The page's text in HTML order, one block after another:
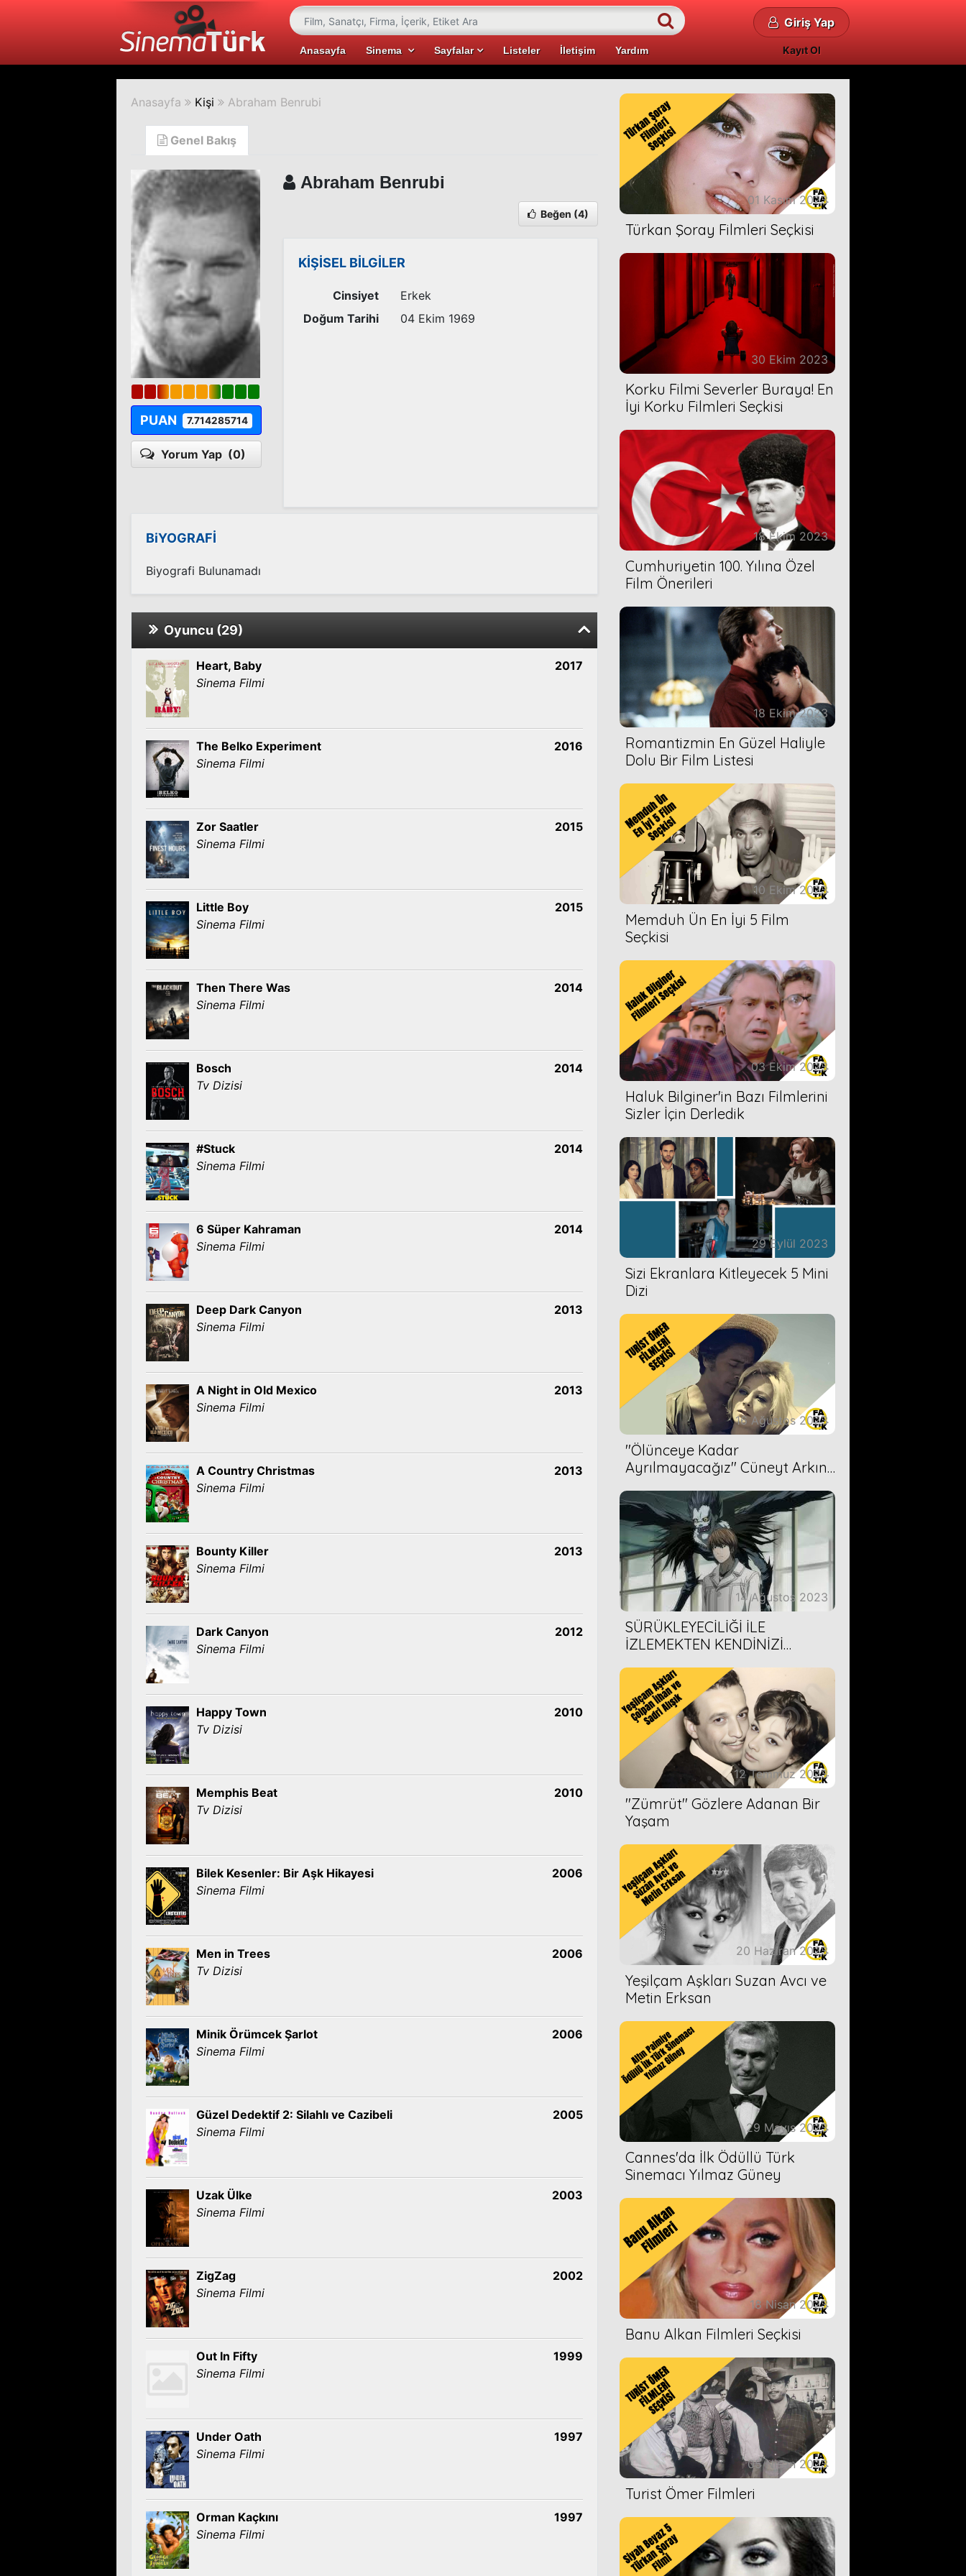
Anasayfa Sinema Sayfalar Listeler İletişim Yardım
Giriş Yap
Kayıt Ol
Anasayfa Kişi Abraham Benrubi
Genel Bakış
PUAN 7.714285714
Yorum Yap (0)
Abraham Benrubi
Beğen (4)
KİŞİSEL BİLGİLER
Cinsiyet
Erkek
Doğum Tarihi
04 Ekim 1969
BiYOGRAFİ
Biyografi Bulunamadı
Oyuncu (29)
Heart, Baby
Sinema Filmi
2017
The Belko Experiment
Sinema Filmi
2016
Zor Saatler
Sinema Filmi
2015
Little Boy
Sinema Filmi
2015
Then There Was
Sinema Filmi
2014
Bosch
Tv Dizisi
2014
#Stuck
Sinema Filmi
2014
6 Süper Kahraman
Sinema Filmi
2014
Deep Dark Canyon
Sinema Filmi
2013
A Night in Old Mexico
Sinema Filmi
2013
A Country Christmas
Sinema Filmi
2013
Bounty Killer
Sinema Filmi
2013
Dark Canyon
Sinema Filmi
2012
Happy Town
Tv Dizisi
2010
Memphis Beat
Tv Dizisi
2010
Bilek Kesenler: Bir Aşk Hikayesi
Sinema Filmi
2006
Men in Trees
Tv Dizisi
2006
Minik Örümcek Şarlot
Sinema Filmi
2006
Güzel Dedektif 2: Silahlı ve Cazibeli
Sinema Filmi
2005
Uzak Ülke
Sinema Filmi
2003
ZigZag
Sinema Filmi
2002
Out In Fifty
Sinema Filmi
1999
Under Oath
Sinema Filmi
1997
Orman Kaçkını
Sinema Filmi
1997
01 Kasım 2023
Türkan Şoray Filmleri Seçkisi
30 Ekim 2023
Korku Filmi Severler Buraya! En
İyi Korku Filmleri Seçkisi
18 Ekim 2023
Cumhuriyetin 100. Yılına Özel
Film Önerileri
18 Ekim 2023
Romantizmin En Güzel Haliyle
Dolu Bir Film Listesi
10 Ekim 2023
Memduh Ün En İyi 5 Film
Seçkisi
03 Ekim 2023
Haluk Bilginer'in Bazı Filmlerini
Sizler İçin Derledik
29 Eylül 2023
Sizi Ekranlara Kitleyecek 5 Mini
Dizi
16 Ağustos 2023
''Ölünceye Kadar
Ayrılmayacağız'' Cüneyt Arkın-
14 Ağustos 2023
SÜRÜKLEYECİLİĞİ İLE
İZLEMEKTEN KENDİNİZİ
ÖNERİMİZ
12 Temmuz 2023
''Zümrüt'' Gözlere Adanan Bir
Yaşam
20 Haziran 2023
Yeşilçam Aşkları Suzan Avcı ve
Metin Erksan
29 Mayıs 2023
Cannes'da İlk Ödüllü Türk
Sinemacı Yılmaz Güney
18 Nisan 2023
Banu Alkan Filmleri Seçkisi
05 Nisan 2023
Turist Ömer Filmleri